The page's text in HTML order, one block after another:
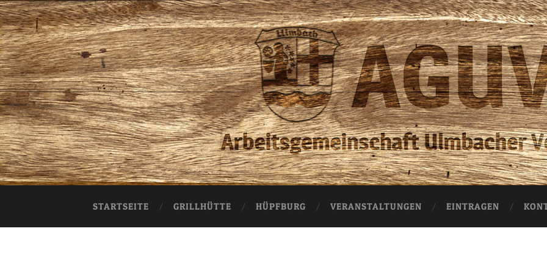
AGUV
Ulmbach
STARTSEITE GRILLHÜTTE HÜPFBURG VERANSTALTUNGEN EINTRAGEN